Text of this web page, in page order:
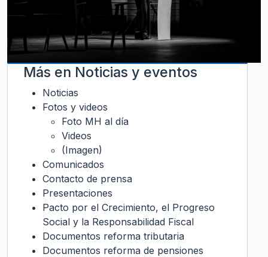
Más en Noticias y eventos
Noticias
Fotos y videos
Foto MH al día
Videos
(Imagen)
Comunicados
Contacto de prensa
Presentaciones
Pacto por el Crecimiento, el Progreso
Social y la Responsabilidad Fiscal
Documentos reforma tributaria
Documentos reforma de pensiones